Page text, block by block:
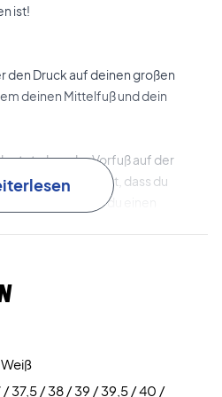
ist!
den Druck auf deinen großen
deinen Mittelfuß und dein
dass der Vorfuß auf der
gesichert ist, dass du
rutschst, sobald du einen
Sohle und beugt somit einem
/ 37,5 / 38 / 39 / 39,5 / 40 /